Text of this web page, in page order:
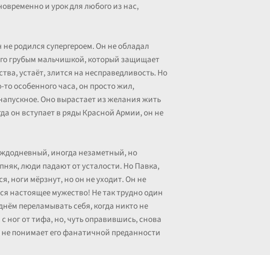
и урок для любого из нас,
родился супергероем. Он не обладал
грубым мальчишкой, который защищает
устаёт, злится на несправедливость. Но
особенного часа, он просто жил,
Оно вырастает из желания жить
он вступает в ряды Красной Армии, он не
иногда незаметный, но
люди падают от усталости. Но Павка,
ноги мёрзнут, но он не уходит. Он не
настоящее мужество! Не так трудно один
переламывать себя, когда никто не
ног от тифа, но, чуть оправившись, снова
понимает его фанатичной преданности